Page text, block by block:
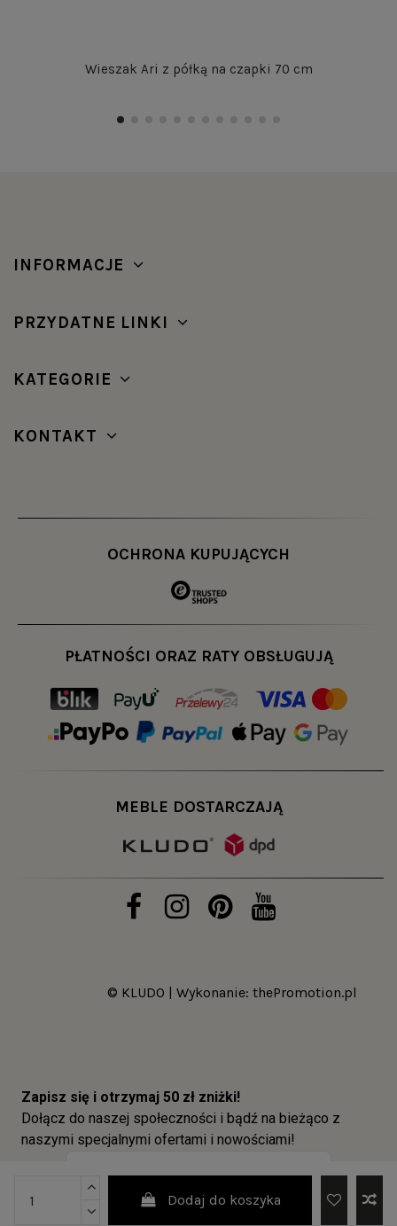
Dodaj do koszyka
Wieszak Ari z półką na czapki 70 cm
INFORMACJE
PRZYDATNE LINKI
KATEGORIE
KONTAKT
OCHRONA KUPUJĄCYCH
PŁATNOŚCI ORAZ RATY OBSŁUGUJĄ
MEBLE DOSTARCZAJĄ
© KLUDO | Wykonanie: thePromotion.pl